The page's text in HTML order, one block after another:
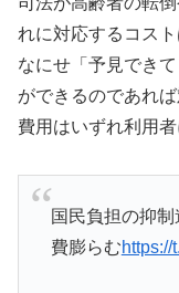
れに対応するコス
なにせ「予見でき
ができるのであれ
費用はいずれ利用
国民負担の抑
費膨らむ